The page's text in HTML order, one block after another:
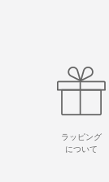
ラッピング
について